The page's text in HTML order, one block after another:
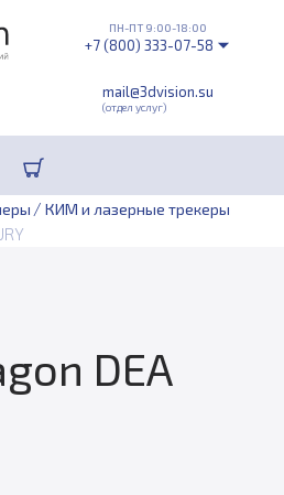
mail@3dvision.su
(отдел услуг)
ПН-ПТ 9:00-18:00
+7 (800) 333-07-58
/ КИМ и лазерные трекеры
DEA